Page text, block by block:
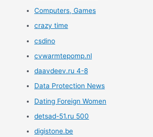
Computers, Games
crazy time
csdino
cvwarmtepomp.nl
daavdeev.ru 4-8
Data Protection News
Dating Foreign Women
detsad-51.ru 500
digistone.be